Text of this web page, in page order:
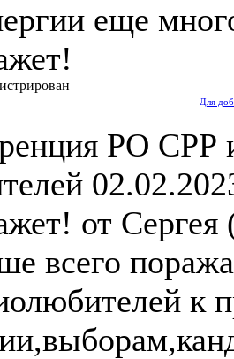
еще
Для
РО СРР
от Сергея
всего
к